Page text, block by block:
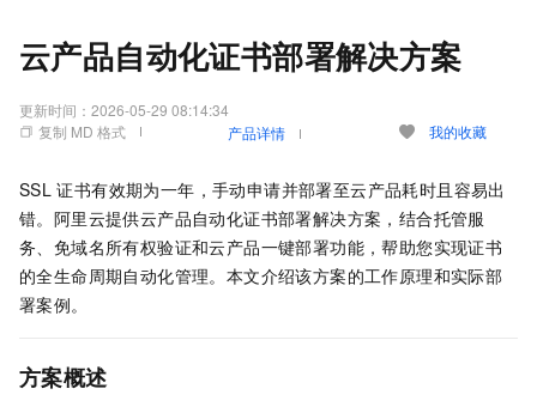
云产品自动化证书部署解决方案
更新时间： 2026-05-29 08:14:34
复制 MD 格式
产品详情 我的收藏
SSL 证书有效期为一年，手动申请并部署至云产品耗时且容易出
错。阿里云提供云产品自动化证书部署解决方案，结合托管服
务、免域名所有权验证和云产品一键部署功能，帮助您实现证书
的全生命周期自动化管理。本文介绍该方案的工作原理和实际部
署案例。
方案概述